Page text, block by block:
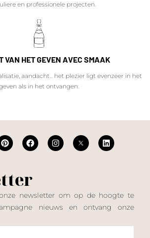
en professionele projecten.
VAN HET GEVEN AVEC SMAAK
aandacht... het plezier ligt evenzeer in het
als in het ontvangen.
newsletter om op de hoogte te
nieuws en ontvang onze